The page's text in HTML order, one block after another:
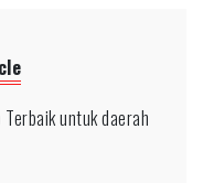
untuk daerah